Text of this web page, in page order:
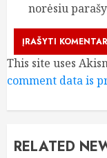
norėsiu
This site uses
comment data is
RELATED